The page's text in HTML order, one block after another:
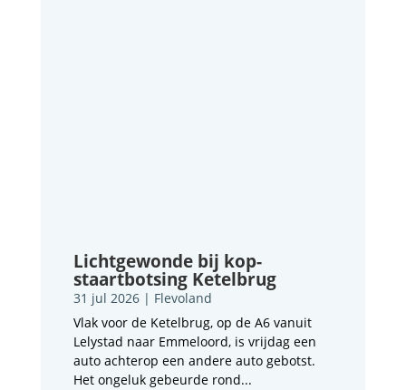
Lichtgewonde bij kop-
staartbotsing Ketelbrug
31 jul 2026| Flevoland
Vlak voor de Ketelbrug, op de A6 vanuit
Lelystad naar Emmeloord, is vrijdag een
auto achterop een andere auto gebotst.
Het ongeluk gebeurde rond...